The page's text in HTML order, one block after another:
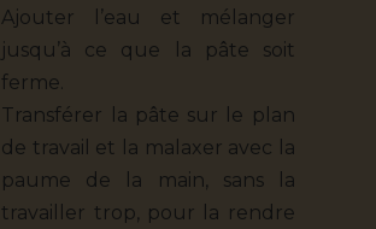
Ajouter l’eau et mélanger
jusqu’à ce que la pâte soit
ferme.
Transférer la pâte sur le plan
de travail et la malaxer avec la
paume de la main, sans la
travailler trop, pour la rendre